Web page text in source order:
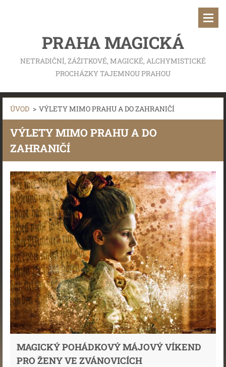
PRAHA MAGICKÁ
NETRADIČNÍ, ZÁŽITKOVÉ, MAGICKÉ, ALCHYMISTICKÉ
PROCHÁZKY TAJEMNOU PRAHOU
ÚVOD > VÝLETY MIMO PRAHU A DO ZAHRANIČÍ
VÝLETY MIMO PRAHU A DO
ZAHRANIČÍ
MAGICKÝ POHÁDKOVÝ MÁJOVÝ VÍKEND
PRO ŽENY VE ZVÁNOVICÍCH